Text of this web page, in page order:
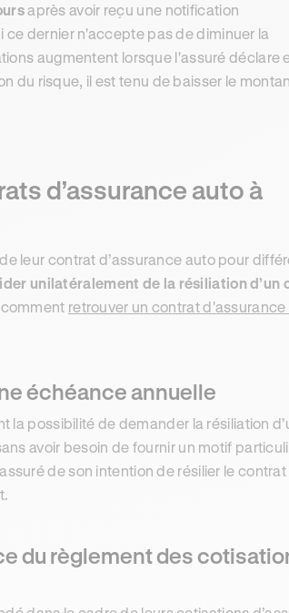
après avoir reçu une notification
dernier n'accepte pas de diminuer la
augmentent lorsque l'assuré déclare
du risque, il est tenu de baisser le
d’assurance auto à
leur contrat d’assurance auto pour
unilatéralement de la résiliation d’un
retrouver un contrat d'assurance
échéance annuelle
la possibilité de demander la résiliation
avoir besoin de fournir un motif
de son intention de résilier le contrat
du règlement des